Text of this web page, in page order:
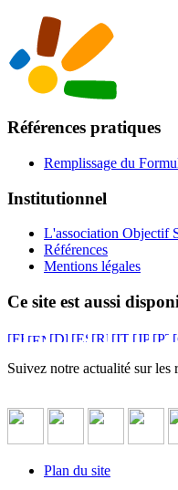
Références pratiques
Remplissage du
Institutionnel
L'association Objectif
Références
Mentions légales
Ce site est aussi
Suivez notre actualité sur les
Plan du site